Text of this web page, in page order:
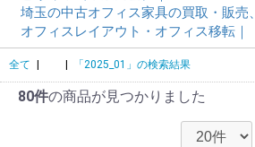
埼玉の中古オフィス家具の買取・販売、
オフィスレイアウト・オフィス移転｜
全て 「2025_01」の検索結果
80件の商品が見つかりました